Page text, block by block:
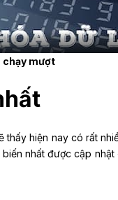
chạy mượt
thấy hiện nay có rất
nhất được cập nhật